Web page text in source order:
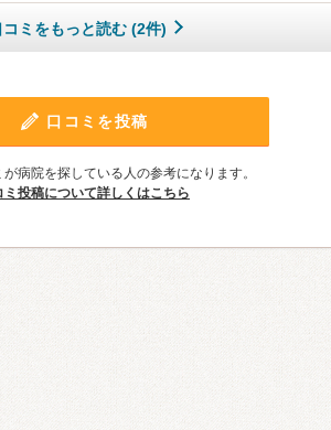
コミをもっと読む (2件)
口コミを投稿
病院を探している人の参考になります。
ミ投稿について詳しくはこちら